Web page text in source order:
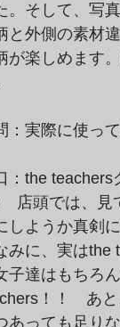
。そして、写
と外側の素材
が楽しめます
：実際に使っ
：the teachers
店頭では、見
しようか真剣
みに、実はthe
子達はもちろ
！！　あ
あっても足り